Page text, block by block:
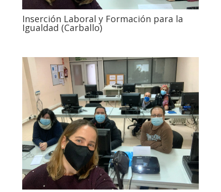
Inserción Laboral y Formación para la
Igualdad (Carballo)